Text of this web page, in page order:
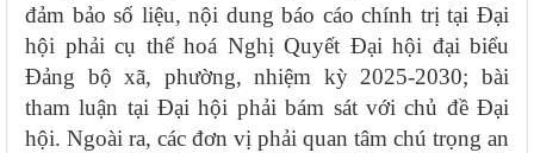
đảm bảo số liệu, nội dung báo cáo chính trị tại Đại
hội phải cụ thể hoá Nghị Quyết Đại hội đại biểu
Đảng bộ xã, phường, nhiệm kỳ 2025-2030; bài
tham luận tại Đại hội phải bám sát với chủ đề Đại
hội. Ngoài ra, các đơn vị phải quan tâm chú trọng an